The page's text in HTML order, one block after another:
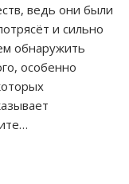
ведь они были
и сильно
обнаружить
особенно